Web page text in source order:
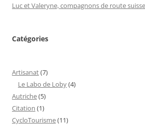
Luc et Valeryne, compagnons de route
Catégories
Artisanat(7)
Le Labo de Loby(4)
Autriche(5)
Citation (1)
CycloTourisme(11)